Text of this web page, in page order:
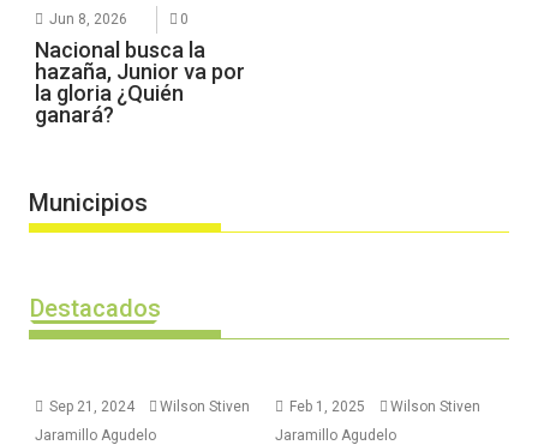
Jun 8, 2026 0
Nacional busca la
hazaña, Junior va por
la gloria ¿Quién
ganará?
Municipios
Destacados
Sep 21, 2024
Wilson Stiven
Jaramillo Agudelo
Feb 1, 2025
Wilson Stiven
Jaramillo Agudelo